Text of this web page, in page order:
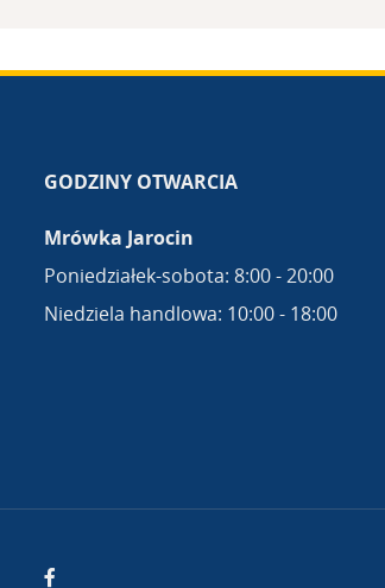
GODZINY OTWARCIA
Mrówka Jarocin
Poniedziałek-sobota: 8:00 - 20:00
Niedziela handlowa: 10:00 - 18:00